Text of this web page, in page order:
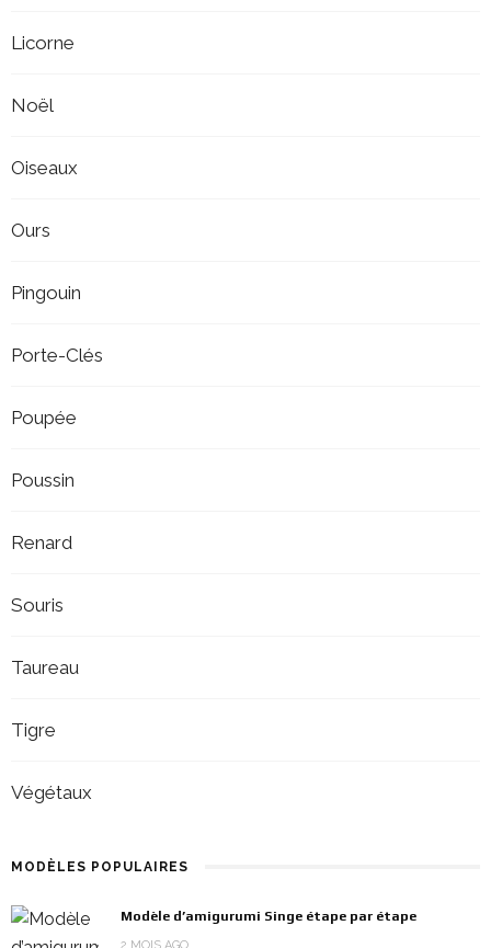
Licorne
Noël
Oiseaux
Ours
Pingouin
Porte-Clés
Poupée
Poussin
Renard
Souris
Taureau
Tigre
Végétaux
MODÈLES POPULAIRES
Modèle d’amigurumi Singe étape par étape
2 MOIS AGO